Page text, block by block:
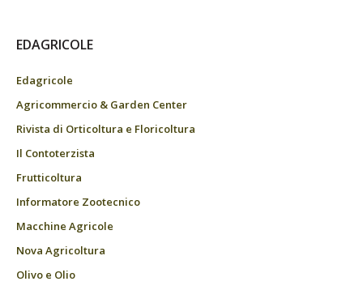
EDAGRICOLE
Edagricole
Agricommercio & Garden Center
Rivista di Orticoltura e Floricoltura
Il Contoterzista
Frutticoltura
Informatore Zootecnico
Macchine Agricole
Nova Agricoltura
Olivo e Olio